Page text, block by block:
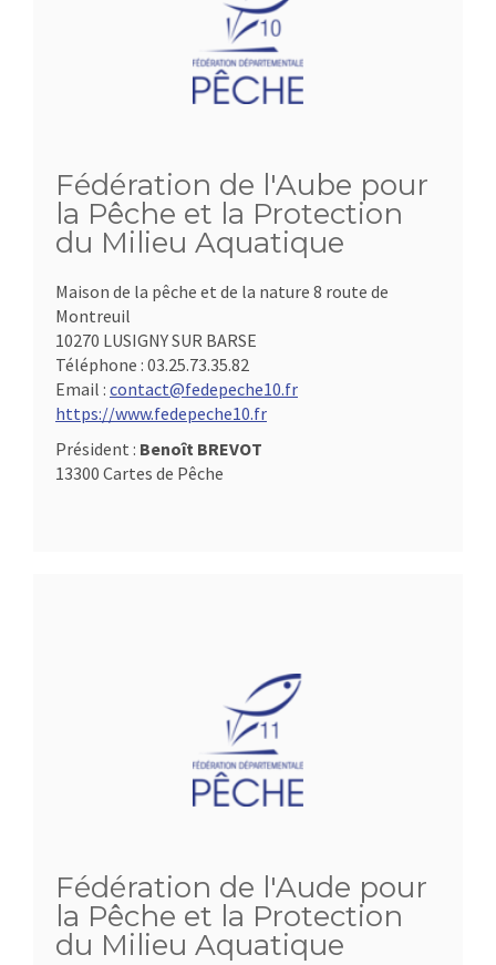
Fédération de l'Aube pour
la Pêche et la Protection
du Milieu Aquatique
Maison de la pêche et de la nature 8 route de
Montreuil
10270 LUSIGNY SUR BARSE
Téléphone : 03.25.73.35.82
Email : contact@fedepeche10.fr
https://www.fedepeche10.fr
Président : Benoît BREVOT
13300 Cartes de Pêche
Fédération de l'Aude pour
la Pêche et la Protection
du Milieu Aquatique